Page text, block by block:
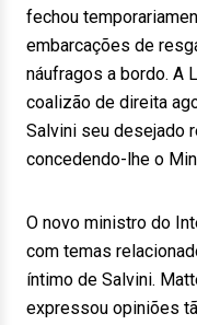
fechou
embarcações de
náufragos a bordo. A
coalizão de direita
Salvini seu desejado
concedendo-lhe o
O novo ministro do
com temas
íntimo de Salvini.
expressou opiniões